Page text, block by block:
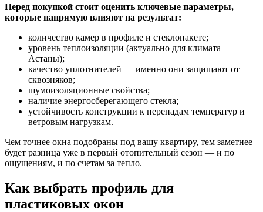
Перед покупкой стоит оценить ключевые параметры,
которые напрямую влияют на результат:
количество камер в профиле и стеклопакете;
уровень теплоизоляции (актуально для климата
Астаны);
качество уплотнителей — именно они защищают от
сквозняков;
шумоизоляционные свойства;
наличие энергосберегающего стекла;
устойчивость конструкции к перепадам температур и
ветровым нагрузкам.
Чем точнее окна подобраны под вашу квартиру, тем заметнее
будет разница уже в первый отопительный сезон — и по
ощущениям, и по счетам за тепло.
Как выбрать профиль для
пластиковых окон